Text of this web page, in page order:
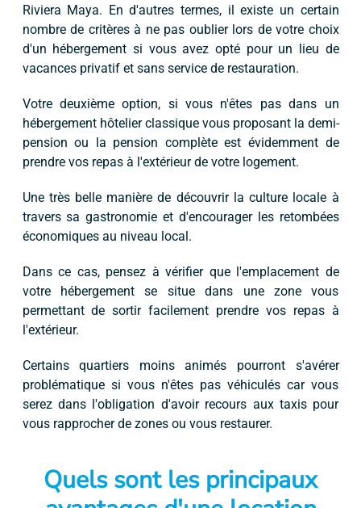
Riviera Maya. En d'autres termes, il existe un certain
nombre de critères à ne pas oublier lors de votre choix
d'un hébergement si vous avez opté pour un lieu de
vacances privatif et sans service de restauration.
Votre deuxième option, si vous n'êtes pas dans un
hébergement hôtelier classique vous proposant la demi-
pension ou la pension complète est évidemment de
prendre vos repas à l'extérieur de votre logement.
Une très belle manière de découvrir la culture locale à
travers sa gastronomie et d'encourager les retombées
économiques au niveau local.
Dans ce cas, pensez à vérifier que l'emplacement de
votre hébergement se situe dans une zone vous
permettant de sortir facilement prendre vos repas à
l'extérieur.
Certains quartiers moins animés pourront s'avérer
problématique si vous n'êtes pas véhiculés car vous
serez dans l'obligation d'avoir recours aux taxis pour
vous rapprocher de zones ou vous restaurer.
Quels sont les principaux